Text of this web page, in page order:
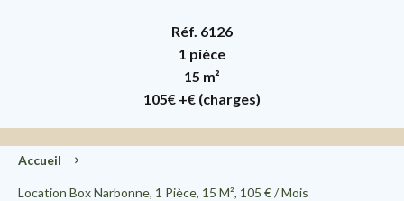
Réf. 6126
1 pièce
15 m²
105€ +€ (charges)
Accueil
Location Box Narbonne, 1 Pièce, 15 M², 105 € / Mois